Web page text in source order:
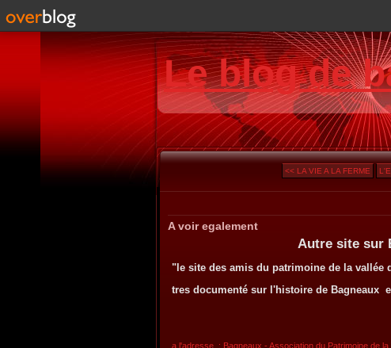
Le blog de
<< LA VIE A LA FERME
A voir egalement
Autre site sur
"le site des amis du patrimoine de la vallée
tres documenté sur l'histoire de Bagneaux
a l'adresse : Bagneaux - Association du Patrimoine de la